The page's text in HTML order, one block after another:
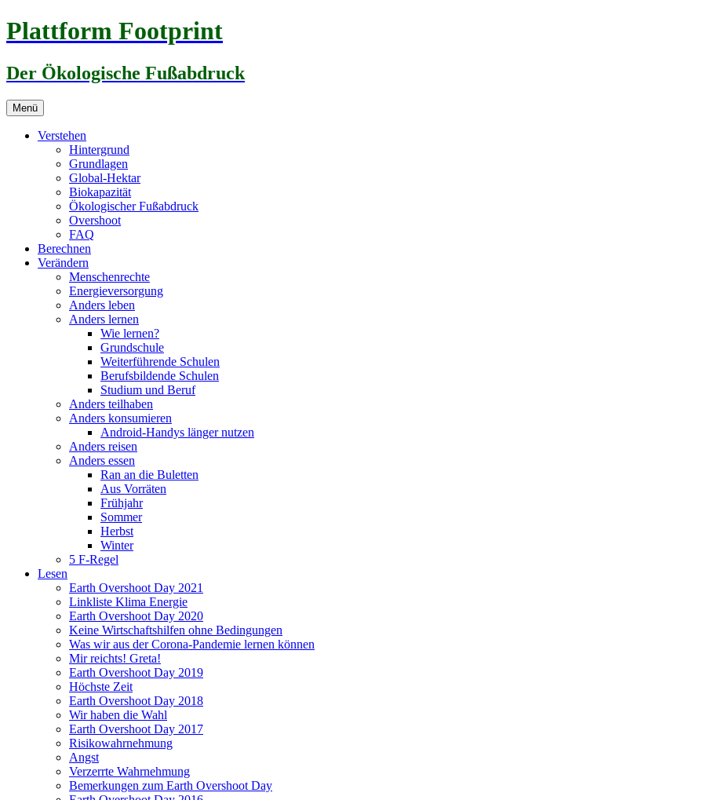
Zum
Inhalt
Plattform Footprint
Der Ökologische Fußabdruck
Menü
Verstehen
Hintergrund
Grundlagen
Global-Hektar
Biokapazität
Ökologischer Fußabdruck
Overshoot
FAQ
Berechnen
Verändern
Menschenrechte
Energieversorgung
Anders leben
Anders lernen
Wie lernen?
Grundschule
Weiterführende Schulen
Berufsbildende Schulen
Studium und Beruf
Anders teilhaben
Anders konsumieren
Android-Handys länger nutzen
Anders reisen
Anders essen
Ran an die Buletten
Aus Vorräten
Frühjahr
Sommer
Herbst
Winter
5 F-Regel
Lesen
Earth Overshoot Day 2021
Linkliste Klima Energie
Earth Overshoot Day 2020
Keine Wirtschaftshilfen ohne Bedingungen
Was wir aus der Corona-Pandemie lernen können
Mir reichts! Greta!
Earth Overshoot Day 2019
Höchste Zeit
Earth Overshoot Day 2018
Wir haben die Wahl
Earth Overshoot Day 2017
Risikowahrnehmung
Angst
Verzerrte Wahrnehmung
Bemerkungen zum Earth Overshoot Day